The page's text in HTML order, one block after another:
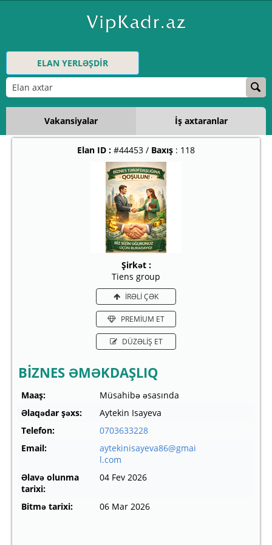
ELAN YERLƏŞDİR
Vakansiyalar İş axtaranlar
Elan ID : #44453 / Baxış : 118
Şirkət :
Tiens group
İRƏLİ ÇƏK
PREMİUM ET
DÜZƏLİŞ ET
BİZNES ƏMƏKDAŞLIQ
Maaş:
Müsahibə əsasında
Əlaqədar şəxs:
Aytekin Isayeva
Telefon:
0703633228
Email:
aytekinisayeva86@gmai
l.com
Əlavə olunma
tarixi:
04 Fev 2026
Bitmə tarixi: 06 Mar 2026